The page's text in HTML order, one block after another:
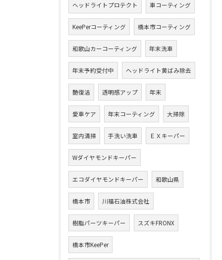
ヘッドライトプロテクト 車コーティング
KeePerコーティング 橋本市コーティング
和歌山カーコーティング 年末洗車
年末予約受付中 ヘッドライト黄ばみ除去
艶復活 透明感アップ 年末
愛車ケア 年末コーティング 大掃除
室内清掃 手洗い洗車 ＥＸキーパー
Wダイヤモンドキーパー
エコダイヤモンドキーパー 和歌山県
橋本市 川福石油株式会社
樹脂パーツキーパー スズキFRONX
橋本市KeePer